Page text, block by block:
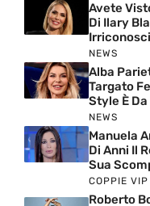
Avete
Di Ilary
NEWS
Alba
Targato
Style È
NEWS
Manuela
Di Anni Il
Sua
COPPIE VIP
Roberto